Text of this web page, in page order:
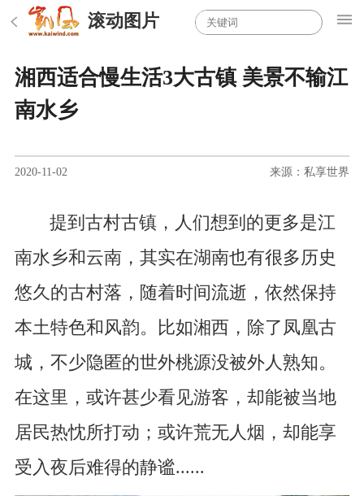
滚动图片
湘西适合慢生活3大古镇 美景不输江
南水乡
2020-11-02 来源：私享世界
提到古村古镇，人们想到的更多是江
南水乡和云南，其实在湖南也有很多历史
悠久的古村落，随着时间流逝，依然保持
本土特色和风韵。比如湘西，除了凤凰古
城，不少隐匿的世外桃源没被外人熟知。
在这里，或许甚少看见游客，却能被当地
居民热忱所打动；或许荒无人烟，却能享
受入夜后难得的静谧......